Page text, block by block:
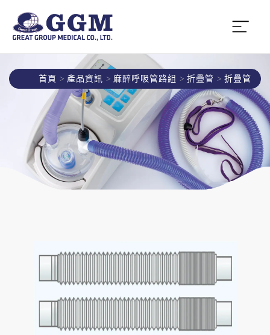
首頁 產品資訊 麻醉呼吸管路組 折疊管 折疊管